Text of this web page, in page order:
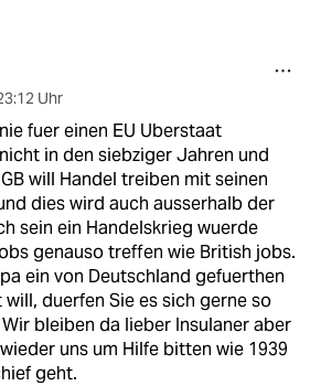
Uhr
fuer einen EU Uberstaat
in den siebziger Jahren und
will Handel treiben mit seinen
dies wird auch ausserhalb der
sein ein Handelskrieg wuerde
genauso treffen wie British jobs.
ein von Deutschland gefuerthen
duerfen Sie es sich gerne so
bleiben da lieber Insulaner aber
uns um Hilfe bitten wie 1939
geht.